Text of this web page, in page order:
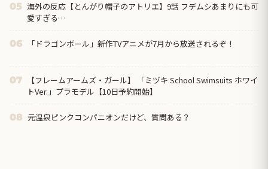
05 海外の反応【とんがり帽子のアトリエ】9話 フデムシあまりにも可
愛すぎる…
06 「ドラゴンボール」新作TVアニメが7月から放送されるぞ！
07
【フレームアームズ・ガール】 「ミヅキ School Swimsuits ホワイ
トVer.」プラモデル【10日予約開始】
08 元温泉ピンクコンパニオンだけど、質問ある？